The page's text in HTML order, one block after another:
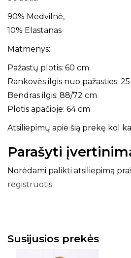
90% Medvilnė,
10% Elastanas
Matmenys:
Pažastų plotis: 60 cm
Rankovės ilgis nuo pažasties:
Bendras ilgis: 88/72 cm
Plotis apačioje: 64 cm
Atsiliepimų apie šią prekę kol
Parašyti
Norėdami palikti atsiliepimą
registruotis
Susijusios prekės